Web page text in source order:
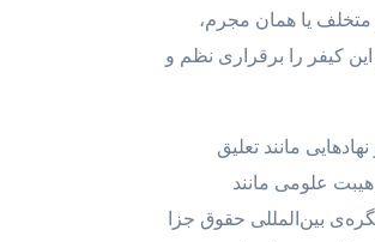
یا همان مجرم،
کیفر را برقراری نظم و
مانند تعلیق
صاحبنظران در هیبت علومی مانند
بین‌المللی حقوق جزا